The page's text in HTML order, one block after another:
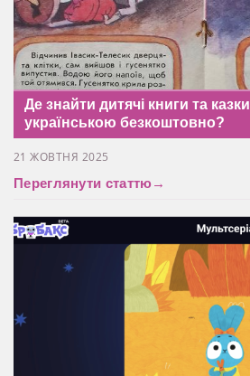
Де знайти дитячі книги та казки
українською безкоштовно?
21 ЖОВТНЯ 2025
Переглянути статтю→